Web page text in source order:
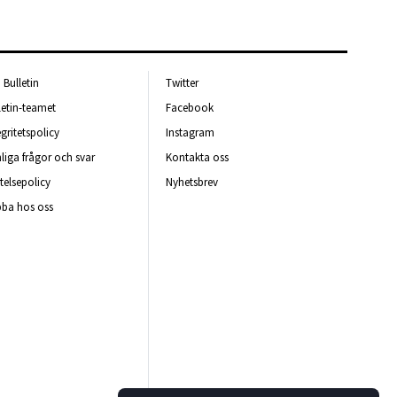
Bulletin
teamet
frågor och svar
hos oss
Twitter
Facebook
Instagram
Kontakta oss
Nyhetsbrev